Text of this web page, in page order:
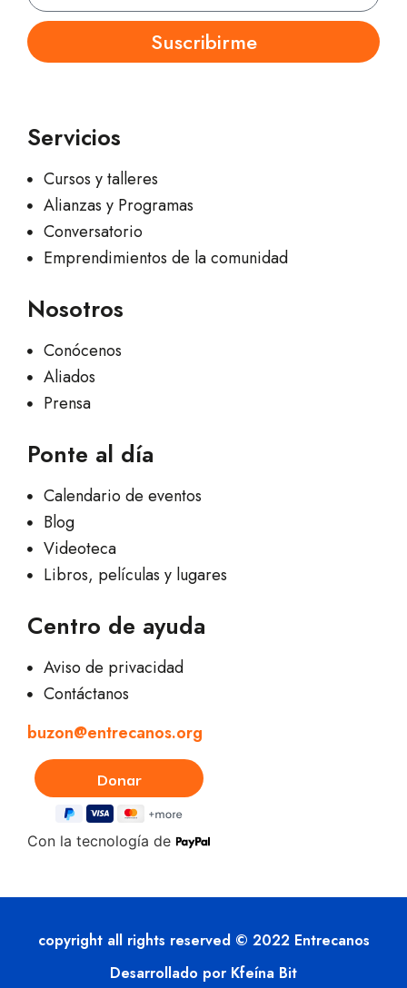
Suscribirme
Servicios
Cursos y talleres
Alianzas y Programas
Conversatorio
Emprendimientos de la comunidad
Nosotros
Conócenos
Aliados
Prensa
Ponte al día
Calendario de eventos
Blog
Videoteca
Libros, películas y lugares
Centro de ayuda
Aviso de privacidad
Contáctanos
buzon@entrecanos.org
Con la tecnología de
copyright all rights reserved © 2022 Entrecanos
Desarrollado por Kfeína Bit